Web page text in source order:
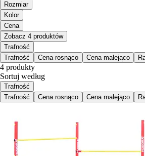
Rozmiar
Kolor
Cena
Zobacz 4 produktów
Trafność
Trafność
Cena rosnąco Cena malejąco
4 produkty
Sortuj według
Trafność
Trafność
Cena rosnąco Cena malejąco